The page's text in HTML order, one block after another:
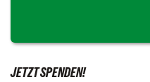
JETZT SPENDEN!